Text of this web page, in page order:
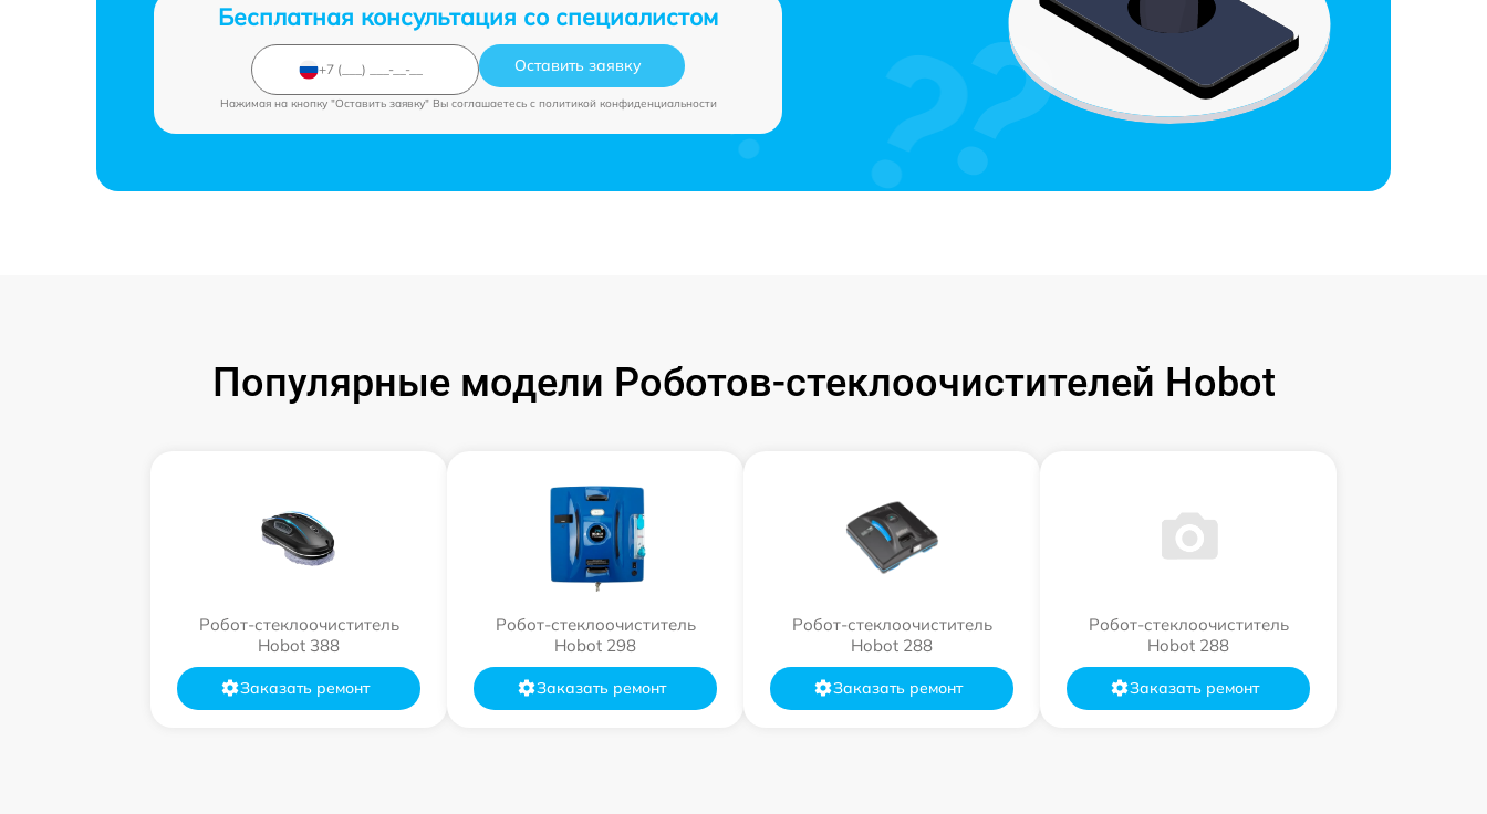
Бесплатная консультация со специалистом
Оставить заявку
Нажимая на кнопку "Оставить заявку" Вы соглашаетесь c политикой конфиденциальности
Популярные модели Роботов-стеклоочистителей Hobot
Робот-стеклоочиститель
Hobot 388
Заказать ремонт
Робот-стеклоочиститель
Hobot 298
Заказать ремонт
Робот-стеклоочиститель
Hobot 288
Заказать ремонт
Робот-стеклоочиститель
Hobot 288
Заказать ремонт